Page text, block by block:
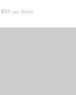
RSS sau Atom